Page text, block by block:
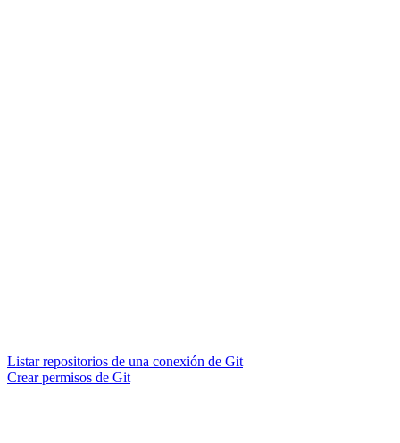
Listar repositorios de una conexión de Git
Crear permisos de Git